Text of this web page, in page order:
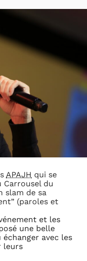
APAJH qui se
Carrousel du
slam de sa
(paroles et
et les
une belle
avec les
leurs